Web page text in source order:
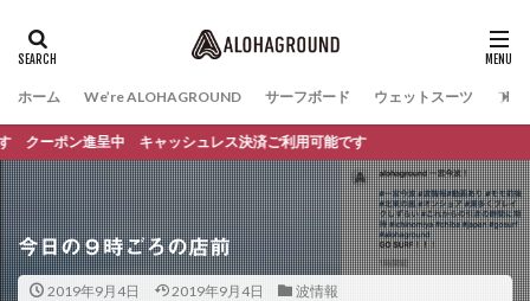
ホーム We’re ALOHAGROUND サーフボード ウェットスーツ ファ
呈中 キャッシュレス決済ご利用可能です
今日の９時ごろの店前
2019年9月4日 2019年9月4日
波情報